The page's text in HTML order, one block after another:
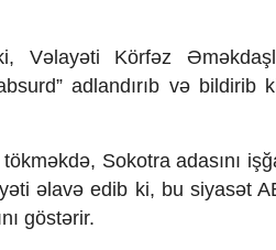
Vəlayəti Körfəz
adlandırıb və bildirib
Sokotra adasını
əlavə edib ki, bu siyasət
göstərir.